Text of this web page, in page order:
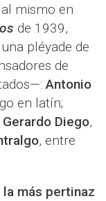
mismo en
de 1939,
pléyade de
de
Antonio
en latín;
Gerardo Diego,
, entre
más pertinaz